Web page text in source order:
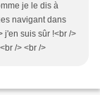
je le dis à
navigant dans
j'en suis sûr !<br />
/> <br />